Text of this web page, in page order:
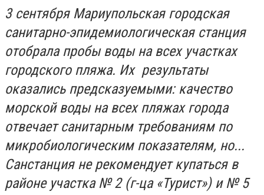
3 сентября Мариупольская городская
санитарно-эпидемиологическая станция
отобрала пробы воды на всех участках
городского пляжа. Их результаты
оказались предсказуемыми: качество
морской воды на всех пляжах города
отвечает санитарным требованиям по
микробиологическим показателям, но...
Санстанция не рекомендует купаться в
районе участка № 2 (г-ца «Турист») и № 5